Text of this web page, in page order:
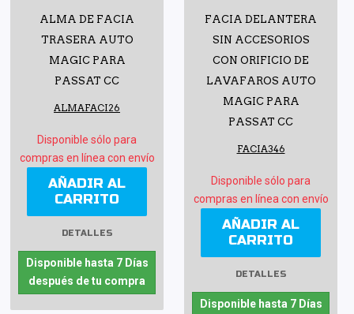
ALMA DE FACIA
TRASERA AUTO
MAGIC PARA
PASSAT CC
ALMAFACI26
Disponible sólo para
compras en línea con envío
AÑADIR AL
CARRITO
DETALLES
Disponible hasta 7 Días
después de tu compra
FACIA DELANTERA
SIN ACCESORIOS
CON ORIFICIO DE
LAVAFAROS AUTO
MAGIC PARA
PASSAT CC
FACIA346
Disponible sólo para
compras en línea con envío
AÑADIR AL
CARRITO
DETALLES
Disponible hasta 7 Días